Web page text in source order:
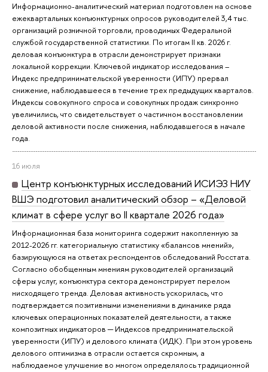
Информационно-аналитический материал подготовлен на основе
ежеквартальных конъюнктурных опросов руководителей 3,4 тыс.
организаций розничной торговли, проводимых Федеральной
службой государственной статистики. По итогам II кв. 2026 г.
деловая конъюнктура в отрасли демонстрирует признаки
локальной коррекции. Ключевой индикатор исследования –
Индекс предпринимательской уверенности (ИПУ) прервал
снижение, наблюдавшееся в течение трех предыдущих кварталов.
Индексы совокупного спроса и совокупных продаж синхронно
увеличились, что свидетельствует о частичном восстановлении
деловой активности после снижения, наблюдавшегося в начале
года.
16 июля
Центр конъюнктурных исследований ИСИЭЗ НИУ
ВШЭ подготовил аналитический обзор – «Деловой
климат в сфере услуг во II квартале 2026 года»
Информационная база мониторинга содержит накопленную за
2012-2026 гг. категориальную статистику «балансов мнений»,
базирующуюся на ответах респондентов обследований Росстата.
Согласно обобщенным мнениям руководителей организаций
сферы услуг, конъюнктура сектора демонстрирует перелом
нисходящего тренда. Деловая активность ускорилась, что
подтверждается позитивными изменениями в динамике ряда
ключевых операционных показателей деятельности, а также
композитных индикаторов ─ Индексов предпринимательской
уверенности (ИПУ) и делового климата (ИДК). При этом уровень
делового оптимизма в отрасли остается скромным, а
наблюдаемое улучшение во многом определялось традиционной